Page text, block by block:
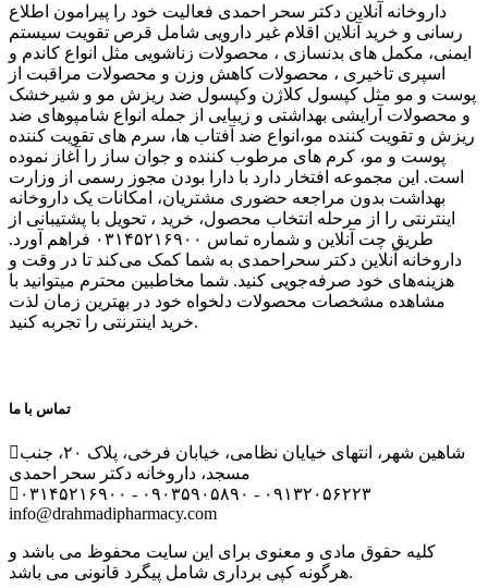
داروخانه آنلاین دکتر سحر احمدی فعالیت خود را پیرامون اطلاع
رسانی و خرید آنلاین اقلام غیر دارویی شامل قرص تقویت سیستم
ایمنی، مکمل های بدنسازی ، محصولات زناشویی مثل انواع کاندم و
اسپری تاخیری ، محصولات کاهش وزن و محصولات مراقبت از
پوست و مو مثل کپسول کلاژن وکپسول ضد ریزش مو و شیرخشک
و محصولات آرایشی بهداشتی و زیبایی از جمله انواع شامپوهای ضد
ریزش و تقویت کننده مو،انواع ضد آفتاب ها، سرم های تقویت کننده
پوست و مو، کرم های مرطوب کننده و جوان ساز را آغاز نموده
است. این مجموعه افتخار دارد با دارا بودن مجوز رسمی از وزارت
بهداشت بدون مراجعه حضوری مشتریان، امکانات یک داروخانه
اینترنتی را از مرحله انتخاب محصول، خرید ، تحویل با پشتیبانی از
طریق چت آنلاین و شماره تماس ۰۳۱۴۵۲۱۶۹۰۰ فراهم آورد.
داروخانه آنلاین دکتر سحراحمدی به شما کمک می‌کند تا در وقت و
هزینه‌های خود صرفه‌جویی کنید. شما مخاطبین محترم میتوانید با
مشاهده مشخصات محصولات دلخواه خود در بهترین زمان لذت
خرید اینترنتی را تجربه کنید.
تماس با ما
شاهین شهر، انتهای خیایان نظامی، خیابان فرخی، پلاک ۲۰، جنب
مسجد، داروخانه دکتر سحر احمدی
۰۳۱۴۵۲۱۶۹۰۰ - ۰۹۰۳۵۹۰۵۸۹۰ - ۰۹۱۳۲۰۵۶۲۲۳
info@drahmadipharmacy.com
کلیه حقوق مادی و معنوی برای این سایت محفوظ می باشد و
هرگونه کپی برداری شامل پیگرد قانونی می باشد.